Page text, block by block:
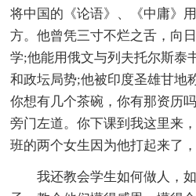
将中国的《论语》、《中庸》
方。他曾凭三寸不烂之舌，向
学;他能用俄文与列夫托尔斯泰
和政坛局势;他被印度圣雄甘地
你想有几个茶碗，你有那资历
旁门左道。你下课到我这里来
班的两个女生因为他打起来了
我还教会学生如何做人，如